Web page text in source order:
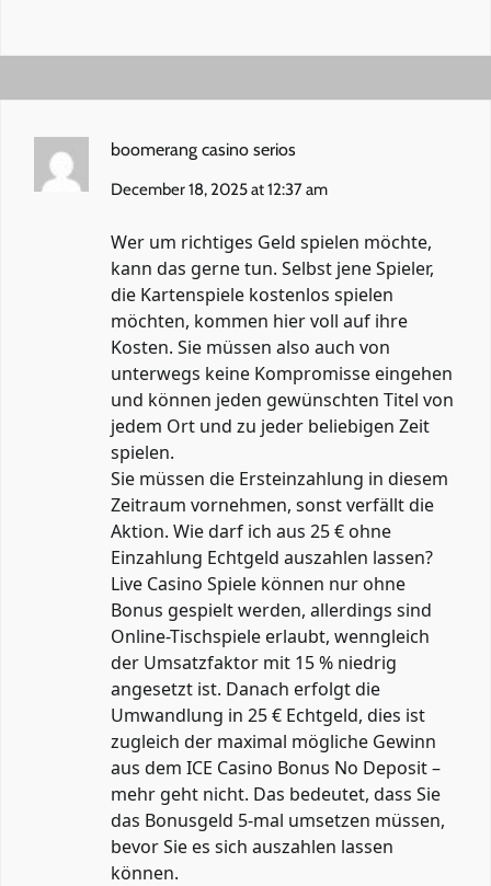
boomerang casino serios
December 18, 2025 at 12:37 am
Wer um richtiges Geld spielen möchte,
kann das gerne tun. Selbst jene Spieler,
die Kartenspiele kostenlos spielen
möchten, kommen hier voll auf ihre
Kosten. Sie müssen also auch von
unterwegs keine Kompromisse eingehen
und können jeden gewünschten Titel von
jedem Ort und zu jeder beliebigen Zeit
spielen.
Sie müssen die Ersteinzahlung in diesem
Zeitraum vornehmen, sonst verfällt die
Aktion. Wie darf ich aus 25 € ohne
Einzahlung Echtgeld auszahlen lassen?
Live Casino Spiele können nur ohne
Bonus gespielt werden, allerdings sind
Online-Tischspiele erlaubt, wenngleich
der Umsatzfaktor mit 15 % niedrig
angesetzt ist. Danach erfolgt die
Umwandlung in 25 € Echtgeld, dies ist
zugleich der maximal mögliche Gewinn
aus dem ICE Casino Bonus No Deposit –
mehr geht nicht. Das bedeutet, dass Sie
das Bonusgeld 5-mal umsetzen müssen,
bevor Sie es sich auszahlen lassen
können.